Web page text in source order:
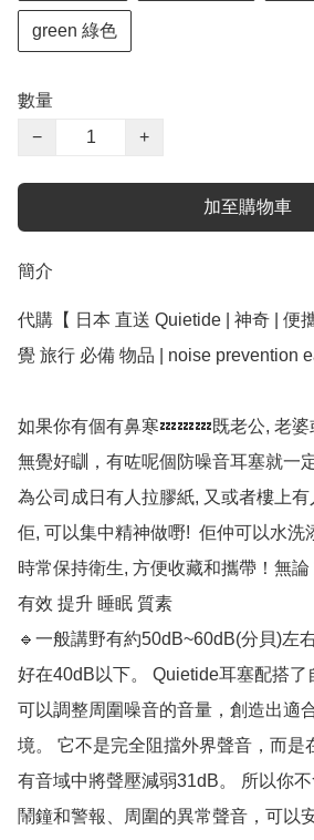
green 綠色
數量
−
+
加至購物車
簡介
代購【 日本 直送 Quietide | 神奇 | 便
覺 旅行 必備 物品 | noise prevention
如果你有個有鼻寒💤💤💤既老公, 老婆
無覺好瞓，有咗呢個防噪音耳塞就一
為公司成日有人拉膠紙, 又或者樓上
佢, 可以集中精神做嘢!  佢仲可以水洗
時常保持衛生, 方便收藏和攜帶！無論
有效 提升 睡眠 質素
🔹一般講野有約50dB~60dB(分貝)左
好在40dB以下。 Quietide耳塞配搭了
可以調整周圍噪音的音量，創造出適
境。 它不是完全阻擋外界聲音，而是
有音域中將聲壓減弱31dB。 所以你
鬧鐘和警報、周圍的異常聲音，可以